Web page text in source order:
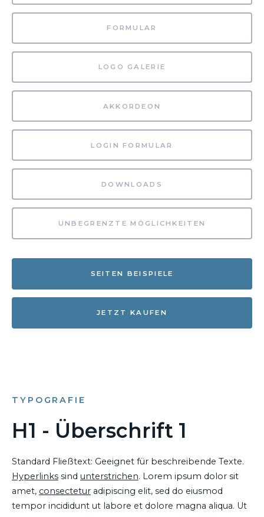
FORMULAR
LOGO GALERIE
AKKORDEON
LOGIN FORMULAR
DOWNLOADS
UNBEGRENZTE MÖGLICHKEITEN
SEITEN BEISPIELE
JETZT KAUFEN
TYPOGRAFIE
H1 - Überschrift 1
Standard Fließtext: Geeignet für beschreibende Texte.
Hyperlinks sind unterstrichen. Lorem ipsum dolor sit
amet, consectetur adipiscing elit, sed do eiusmod
tempor incididunt ut labore et dolore magna aliqua. Ut